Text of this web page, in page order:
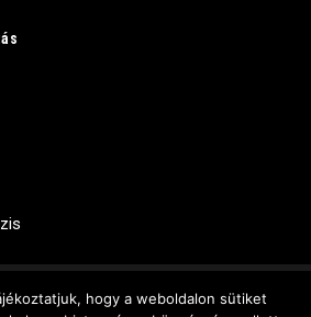
© 2018 RADO KSE
hogy a weboldalon sütiket